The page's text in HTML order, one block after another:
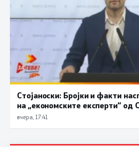
Стојаноски: Бројки и факти
на „економските експерти“ од
вчера, 17:41